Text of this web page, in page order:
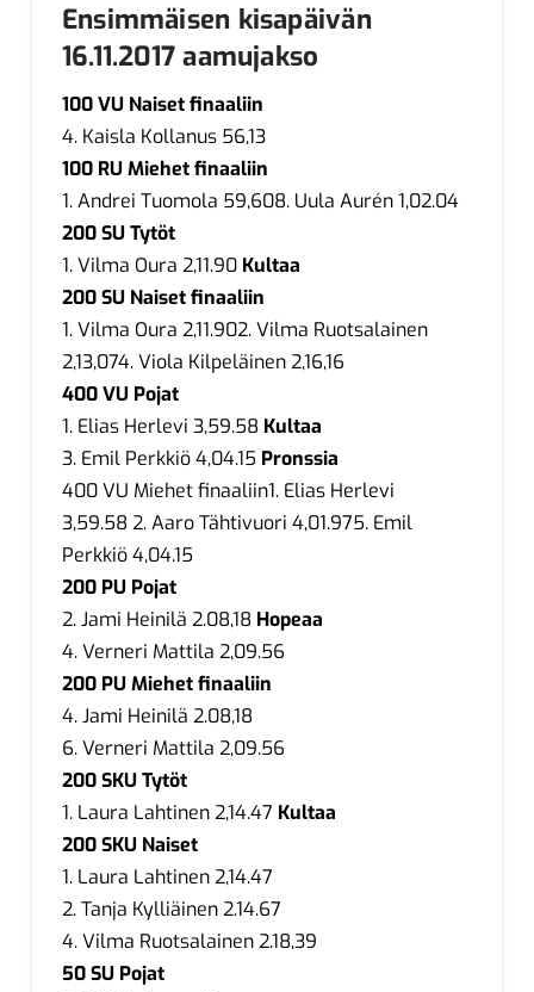
Ensimmäisen kisapäivän
16.11.2017 aamujakso
100 VU Naiset finaaliin
4. Kaisla Kollanus 56,13
100 RU Miehet finaaliin
1. Andrei Tuomola 59,608. Uula Aurén 1,02.04
200 SU Tytöt
1. Vilma Oura 2,11.90 Kultaa
200 SU Naiset finaaliin
1. Vilma Oura 2,11.902. Vilma Ruotsalainen
2,13,074. Viola Kilpeläinen 2,16,16
400 VU Pojat
1. Elias Herlevi 3,59.58 Kultaa
3. Emil Perkkiö 4,04.15 Pronssia
400 VU Miehet finaaliin1. Elias Herlevi
3,59.58 2. Aaro Tähtivuori 4,01.975. Emil
Perkkiö 4,04.15
200 PU Pojat
2. Jami Heinilä 2.08,18 Hopeaa
4. Verneri Mattila 2,09.56
200 PU Miehet finaaliin
4. Jami Heinilä 2.08,18
6. Verneri Mattila 2,09.56
200 SKU Tytöt
1. Laura Lahtinen 2,14.47 Kultaa
200 SKU Naiset
1. Laura Lahtinen 2,14.47
2. Tanja Kylliäinen 2.14.67
4. Vilma Ruotsalainen 2.18,39
50 SU Pojat